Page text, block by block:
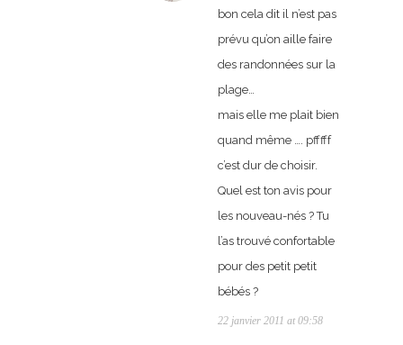
bon cela dit il n’est pas
prévu qu’on aille faire
des randonnées sur la
plage…
mais elle me plait bien
quand même …. pfffff
c’est dur de choisir.
Quel est ton avis pour
les nouveau-nés ? Tu
l’as trouvé confortable
pour des petit petit
bébés ?
22 janvier 2011 at 09:58